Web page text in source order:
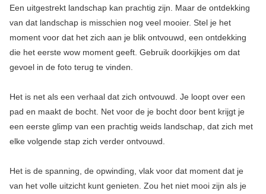
Een uitgestrekt landschap kan prachtig zijn. Maar de ontdekking
van dat landschap is misschien nog veel mooier. Stel je het
moment voor dat het zich aan je blik ontvouwd, een ontdekking
die het eerste wow moment geeft. Gebruik doorkijkjes om dat
gevoel in de foto terug te vinden.
Het is net als een verhaal dat zich ontvouwd. Je loopt over een
pad en maakt de bocht. Net voor de je bocht door bent krijgt je
een eerste glimp van een prachtig weids landschap, dat zich met
elke volgende stap zich verder ontvouwd.
Het is de spanning, de opwinding, vlak voor dat moment dat je
van het volle uitzicht kunt genieten. Zou het niet mooi zijn als je